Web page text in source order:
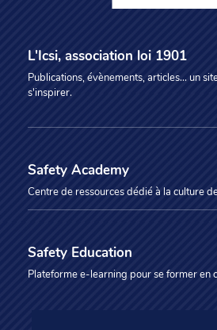
L'Icsi, association loi 1901
Publications, évènements, articles... un
s'inspirer.
Safety Academy
Centre de ressources dédié à la culture
Safety Education
Plateforme e-learning pour se former en